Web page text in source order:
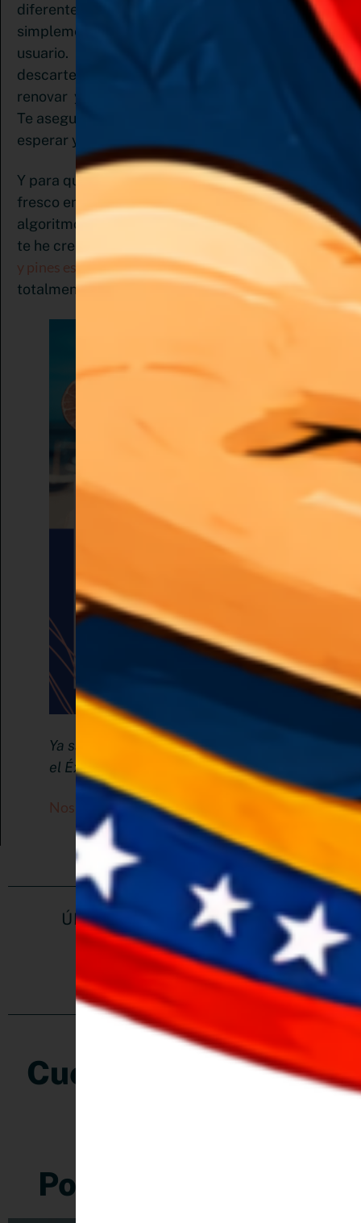
diferentes redes sociales. Yo creo que Pinterest
simplemente no quiere que envíes spam al
usuario. Por ello usa tu sentido común: no
descartes tu contenido ya usado pero recuerda
renovar y refrescar tu feed con contenido nuevo.
Te aseguro que los resultados no se harán
esperar y te llegaran multiplicados
Y para que apliques la estrategia de contenido
fresco en pinterest sumada al último cambio de
algoritmo de variedad de formatos de contenido
te he creado una serie de
plantillas de video pines
y pines estáticosque puedes descargar
totalmente gratis y las adaptes a tu brand.
Ya sabes que la constancia es clave para
el Éxito
Nos vemos en Pinterest
ÚNETE A MI COMUNIDAD EN
REDES
Cuéntame que te ha
Post Relacionados